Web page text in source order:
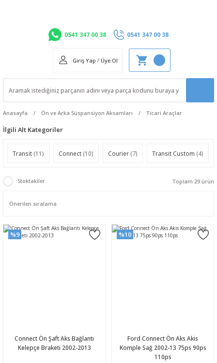
0541 347 00 38 0541 347 00 38
Giriş Yap / Üye Ol
Anasayfa Ön ve Arka Süspansiyon Aksamları Ticari Araçlar
İlgili Alt Kategoriler
Transit (11) Connect (10) Courier (7) Transit Custom (4)
Stoktakiler Toplam 29 ürün
%9
Connect Ön Şaft Aks Bağlantı
Kelepçe Braketi 2002-2013
%10
Ford Connect Ön Aks Akis
Komple Sağ 2002-13 75ps 90ps
110ps